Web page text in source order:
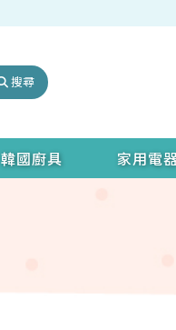
搜尋
韓國廚具 家用電